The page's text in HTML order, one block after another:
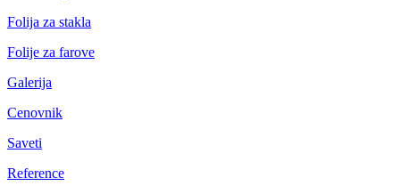
Folija za stakla
Folije za farove
Galerija
Cenovnik
Saveti
Reference